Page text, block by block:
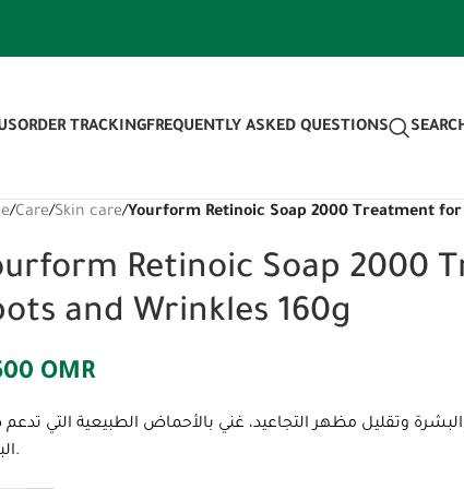
ORDER TRACKINGFREQUENTLY ASKED QUESTIONS
/Care/Skin care/Yourform Retinoic Soap 2000 Treatment
Retinoic Soap 2000
and Wrinkles 160g
OMR
خصيصًا لتفتيح البشرة وتقليل مظهر التجاعيد، غني بالأحماض الطبيعية التي
البشرة.